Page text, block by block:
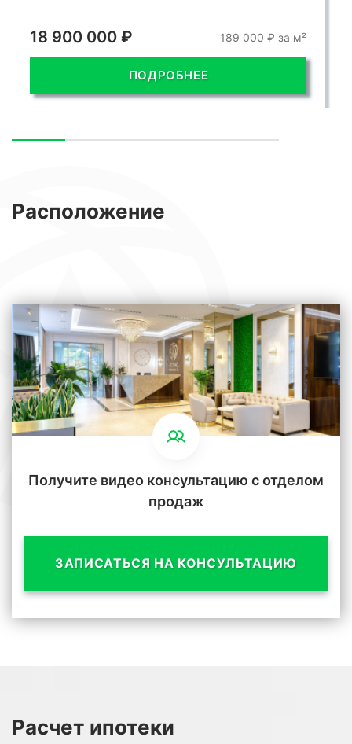
18 900 000 ₽ 189 000 ₽ за м²
ПОДРОБНЕЕ
Расположение
Получите видео консультацию с отделом
продаж
ЗАПИСАТЬСЯ НА КОНСУЛЬТАЦИЮ
Расчет ипотеки